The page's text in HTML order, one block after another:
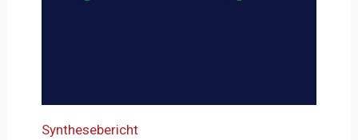
Synthesebericht